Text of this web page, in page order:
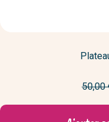
Prix
base
50,00